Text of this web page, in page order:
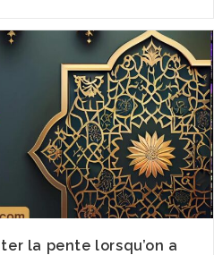
la pente lorsqu’on a